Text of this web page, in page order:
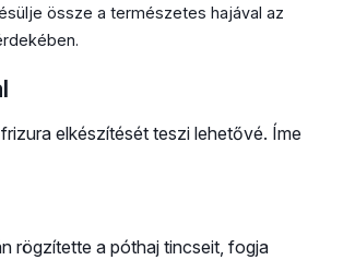
össze a természetes hajával az
elkészítését teszi lehetővé. Íme
rögzítette a póthaj tincseit, fogja